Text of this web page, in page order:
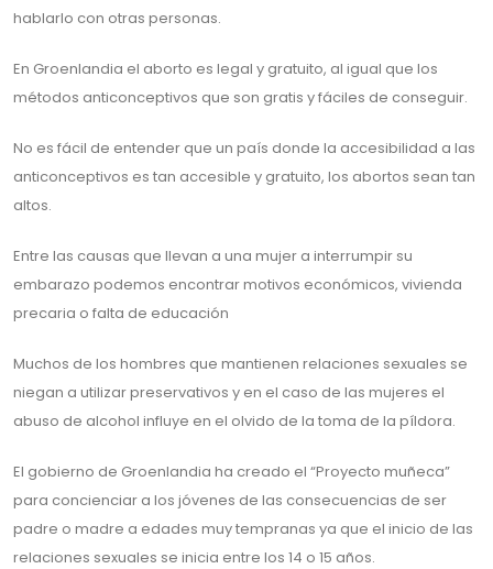
hablarlo con otras personas.
En Groenlandia el aborto es legal y gratuito, al igual que los
métodos anticonceptivos que son gratis y fáciles de conseguir.
No es fácil de entender que un país donde la accesibilidad a las
anticonceptivos es tan accesible y gratuito, los abortos sean tan
altos.
Entre las causas que llevan a una mujer a interrumpir su
embarazo podemos encontrar motivos económicos, vivienda
precaria o falta de educación
Muchos de los hombres que mantienen relaciones sexuales se
niegan a utilizar preservativos y en el caso de las mujeres el
abuso de alcohol influye en el olvido de la toma de la píldora.
El gobierno de Groenlandia ha creado el “Proyecto muñeca”
para concienciar a los jóvenes de las consecuencias de ser
padre o madre a edades muy tempranas ya que el inicio de las
relaciones sexuales se inicia entre los 14 o 15 años.